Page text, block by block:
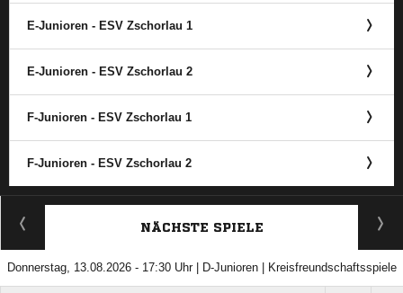
E-Junioren - ESV Zschorlau 1
E-Junioren - ESV Zschorlau 2
F-Junioren - ESV Zschorlau 1
F-Junioren - ESV Zschorlau 2
ANZEIGE
NÄCHSTE SPIELE
Donnerstag, 13.08.2026 - 17:30 Uhr | D-Junioren | Kreisfreundschaftsspiele